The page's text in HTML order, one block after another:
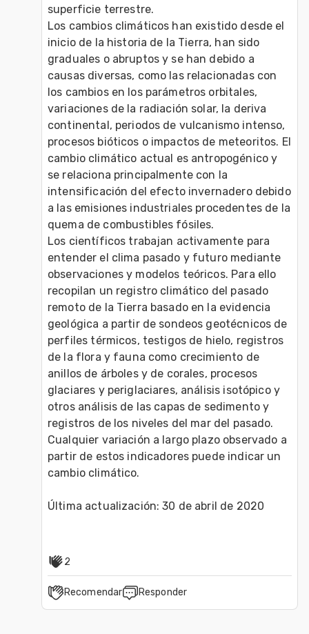
superficie terrestre.
Los cambios climáticos han existido desde el
inicio de la historia de la Tierra, han sido
graduales o abruptos y se han debido a
causas diversas, como las relacionadas con
los cambios en los parámetros orbitales,
variaciones de la radiación solar, la deriva
continental, periodos de vulcanismo intenso,
procesos bióticos o impactos de meteoritos. El
cambio climático actual es antropogénico y
se relaciona principalmente con la
intensificación del efecto invernadero debido
a las emisiones industriales procedentes de la
quema de combustibles fósiles.
Los científicos trabajan activamente para
entender el clima pasado y futuro mediante
observaciones y modelos teóricos. Para ello
recopilan un registro climático del pasado
remoto de la Tierra basado en la evidencia
geológica a partir de sondeos geotécnicos de
perfiles térmicos, testigos de hielo, registros
de la flora y fauna como crecimiento de
anillos de árboles y de corales, procesos
glaciares y periglaciares, análisis isotópico y
otros análisis de las capas de sedimento y
registros de los niveles del mar del pasado.
Cualquier variación a largo plazo observado a
partir de estos indicadores puede indicar un
cambio climático.
Última actualización: 30 de abril de 2020
2
Recomendar Responder